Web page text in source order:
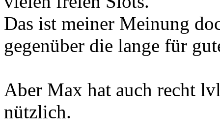
Das ist meiner Meinung
gegenüber die lange für
Aber Max hat auch recht
nützlich.